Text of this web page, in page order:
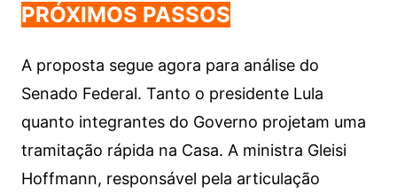
PRÓXIMOS PASSOS
A proposta segue agora para análise do
Senado Federal. Tanto o presidente Lula
quanto integrantes do Governo projetam uma
tramitação rápida na Casa. A ministra Gleisi
Hoffmann, responsável pela articulação